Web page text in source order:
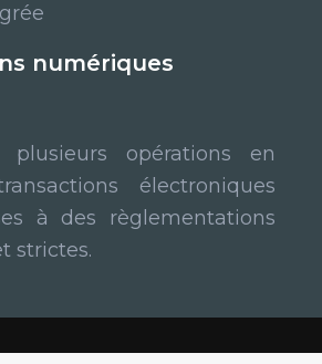
numériques
opérations en
électroniques
à des règlementations
strictes.